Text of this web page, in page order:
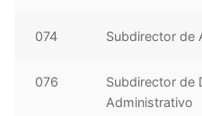
074 Subdirector de
076
Subdirector de
Administrativo